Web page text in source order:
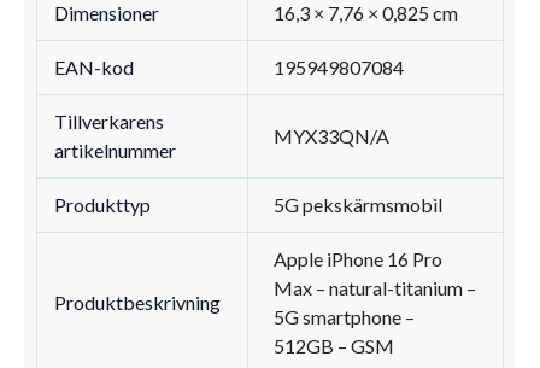
Dimensioner 16,3 × 7,76 × 0,825 cm
EAN-kod 195949807084
Tillverkarens
artikelnummer
MYX33QN/A
Produkttyp 5G pekskärmsmobil
Produktbeskrivning
Apple iPhone 16 Pro
Max – natural-titanium –
5G smartphone –
512GB – GSM